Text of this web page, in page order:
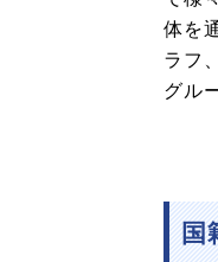
体を
ラフ
グル
国